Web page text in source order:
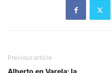
Previous article